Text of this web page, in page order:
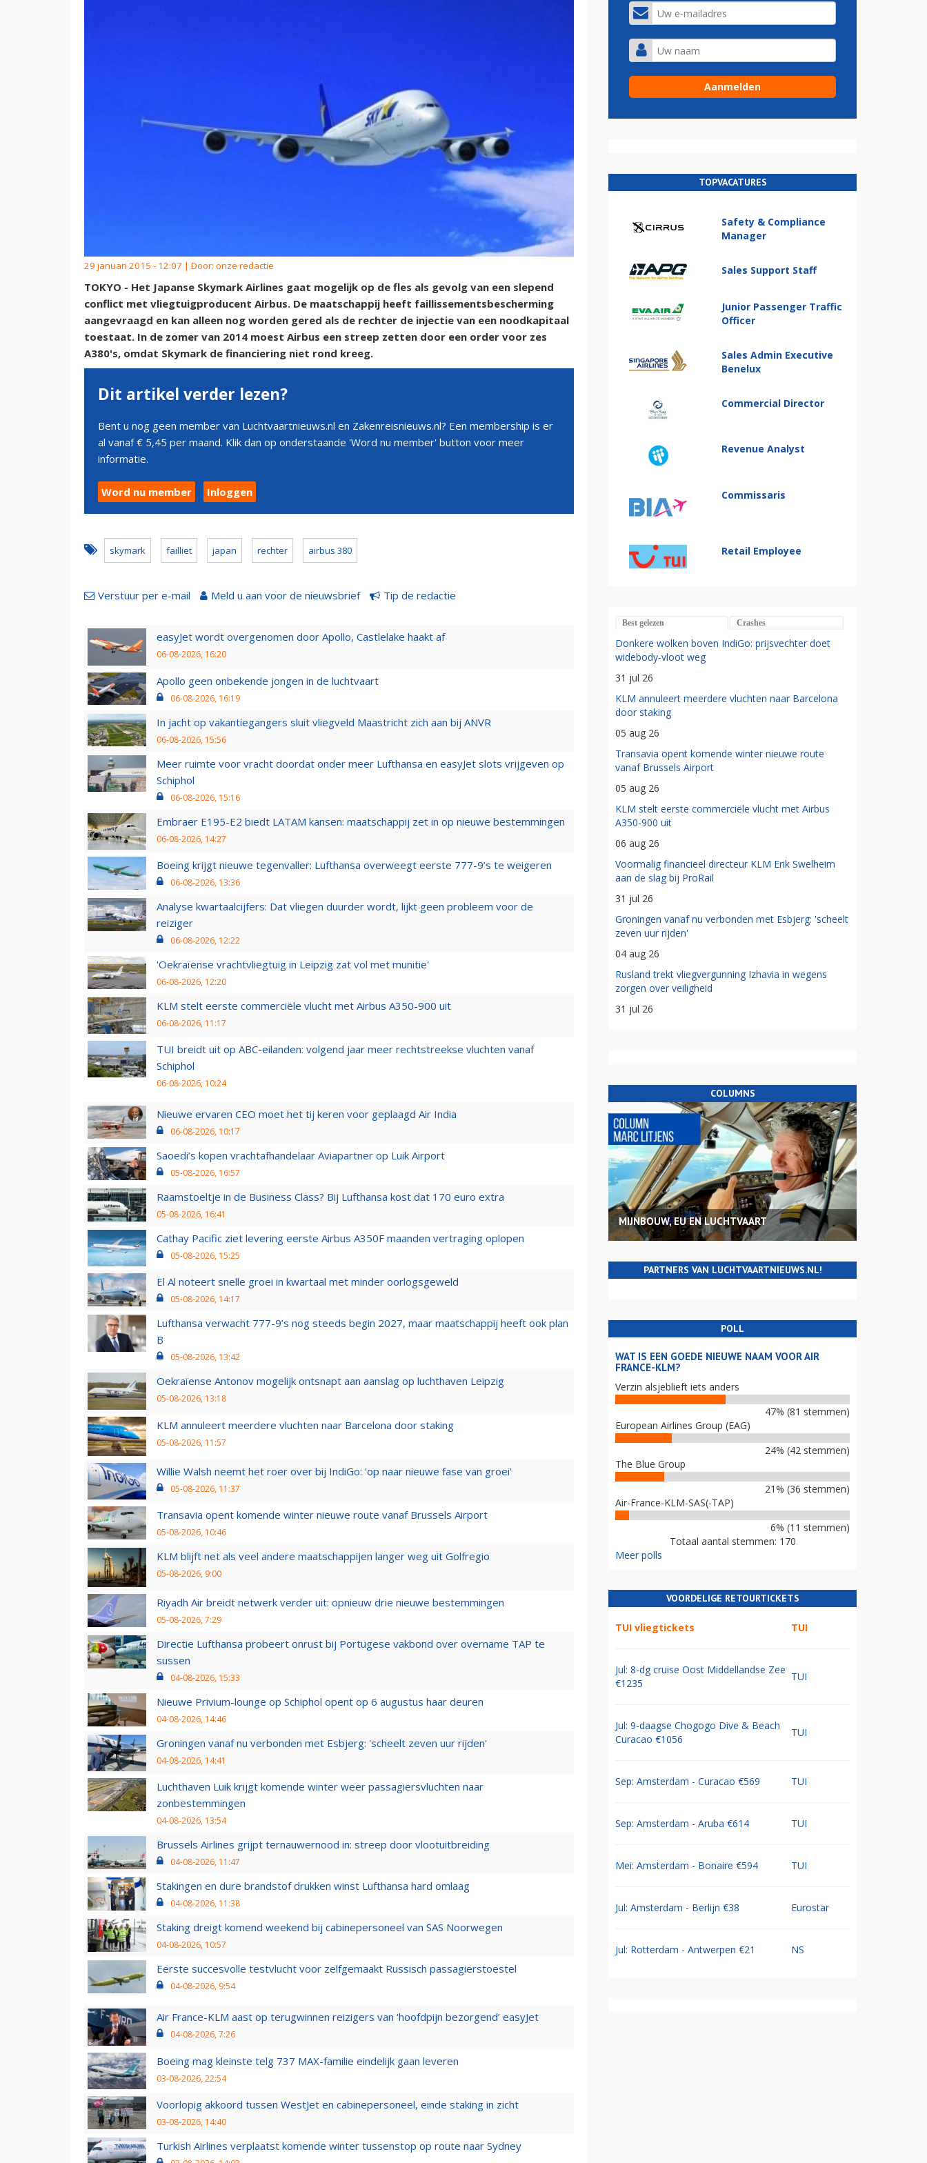
29 januari 2015 - 12:07 | Door: onze redactie
TOKYO - Het Japanse Skymark Airlines gaat mogelijk op de fles als gevolg van een slepend
conflict met vliegtuigproducent Airbus. De maatschappij heeft faillissementsbescherming
aangevraagd en kan alleen nog worden gered als de rechter de injectie van een noodkapitaal
toestaat. In de zomer van 2014 moest Airbus een streep zetten door een order voor zes
A380's, omdat Skymark de financiering niet rond kreeg.
Dit artikel verder lezen?
Bent u nog geen member van Luchtvaartnieuws.nl en Zakenreisnieuws.nl? Een membership is er
al vanaf € 5,45 per maand. Klik dan op onderstaande 'Word nu member' button voor meer
informatie.
Word nu member Inloggen
skymark failliet japan rechter airbus 380
Verstuur per e-mail Meld u aan voor de nieuwsbrief Tip de redactie
easyJet wordt overgenomen door Apollo, Castlelake haakt af
06-08-2026, 16:20
Apollo geen onbekende jongen in de luchtvaart
06-08-2026, 16:19
In jacht op vakantiegangers sluit vliegveld Maastricht zich aan bij ANVR
06-08-2026, 15:56
Meer ruimte voor vracht doordat onder meer Lufthansa en easyJet slots vrijgeven op
Schiphol
06-08-2026, 15:16
Embraer E195-E2 biedt LATAM kansen: maatschappij zet in op nieuwe bestemmingen
06-08-2026, 14:27
Boeing krijgt nieuwe tegenvaller: Lufthansa overweegt eerste 777-9’s te weigeren
06-08-2026, 13:36
Analyse kwartaalcijfers: Dat vliegen duurder wordt, lijkt geen probleem voor de
reiziger
06-08-2026, 12:22
'Oekraïense vrachtvliegtuig in Leipzig zat vol met munitie'
06-08-2026, 12:20
KLM stelt eerste commerciële vlucht met Airbus A350-900 uit
06-08-2026, 11:17
TUI breidt uit op ABC-eilanden: volgend jaar meer rechtstreekse vluchten vanaf
Schiphol
06-08-2026, 10:24
Nieuwe ervaren CEO moet het tij keren voor geplaagd Air India
06-08-2026, 10:17
Saoedi’s kopen vrachtafhandelaar Aviapartner op Luik Airport
05-08-2026, 16:57
Raamstoeltje in de Business Class? Bij Lufthansa kost dat 170 euro extra
05-08-2026, 16:41
Cathay Pacific ziet levering eerste Airbus A350F maanden vertraging oplopen
05-08-2026, 15:25
El Al noteert snelle groei in kwartaal met minder oorlogsgeweld
05-08-2026, 14:17
Lufthansa verwacht 777-9’s nog steeds begin 2027, maar maatschappij heeft ook plan
B
05-08-2026, 13:42
Oekraïense Antonov mogelijk ontsnapt aan aanslag op luchthaven Leipzig
05-08-2026, 13:18
KLM annuleert meerdere vluchten naar Barcelona door staking
05-08-2026, 11:57
Willie Walsh neemt het roer over bij IndiGo: 'op naar nieuwe fase van groei'
05-08-2026, 11:37
Transavia opent komende winter nieuwe route vanaf Brussels Airport
05-08-2026, 10:46
KLM blijft net als veel andere maatschappijen langer weg uit Golfregio
05-08-2026, 9:00
Riyadh Air breidt netwerk verder uit: opnieuw drie nieuwe bestemmingen
05-08-2026, 7:29
Directie Lufthansa probeert onrust bij Portugese vakbond over overname TAP te
sussen
04-08-2026, 15:33
Nieuwe Privium-lounge op Schiphol opent op 6 augustus haar deuren
04-08-2026, 14:46
Groningen vanaf nu verbonden met Esbjerg: 'scheelt zeven uur rijden'
04-08-2026, 14:41
Luchthaven Luik krijgt komende winter weer passagiersvluchten naar
zonbestemmingen
04-08-2026, 13:54
Brussels Airlines grijpt ternauwernood in: streep door vlootuitbreiding
04-08-2026, 11:47
Stakingen en dure brandstof drukken winst Lufthansa hard omlaag
04-08-2026, 11:38
Staking dreigt komend weekend bij cabinepersoneel van SAS Noorwegen
04-08-2026, 10:57
Eerste succesvolle testvlucht voor zelfgemaakt Russisch passagierstoestel
04-08-2026, 9:54
Air France-KLM aast op terugwinnen reizigers van ‘hoofdpijn bezorgend’ easyJet
04-08-2026, 7:26
Boeing mag kleinste telg 737 MAX-familie eindelijk gaan leveren
03-08-2026, 22:54
Voorlopig akkoord tussen WestJet en cabinepersoneel, einde staking in zicht
03-08-2026, 14:40
Turkish Airlines verplaatst komende winter tussenstop op route naar Sydney
TOPVACATURES
Safety & Compliance
Manager
Sales Support Staff
Junior Passenger Traffic
Officer
Sales Admin Executive
Benelux
Commercial Director
Revenue Analyst
Commissaris
Retail Employee
Best gelezen Crashes
Donkere wolken boven IndiGo: prijsvechter doet
widebody-vloot weg
31 jul 26
KLM annuleert meerdere vluchten naar Barcelona
door staking
05 aug 26
Transavia opent komende winter nieuwe route
vanaf Brussels Airport
05 aug 26
KLM stelt eerste commerciële vlucht met Airbus
A350-900 uit
06 aug 26
Voormalig financieel directeur KLM Erik Swelheim
aan de slag bij ProRail
31 jul 26
Groningen vanaf nu verbonden met Esbjerg: 'scheelt
zeven uur rijden'
04 aug 26
Rusland trekt vliegvergunning Izhavia in wegens
zorgen over veiligheid
31 jul 26
COLUMNS
MIJNBOUW, EU EN LUCHTVAART
PARTNERS VAN LUCHTVAARTNIEUWS.NL!
POLL
WAT IS EEN GOEDE NIEUWE NAAM VOOR AIR
FRANCE-KLM?
Verzin alsjeblieft iets anders
47% (81 stemmen)
European Airlines Group (EAG)
24% (42 stemmen)
The Blue Group
21% (36 stemmen)
Air-France-KLM-SAS(-TAP)
6% (11 stemmen)
Totaal aantal stemmen: 170
Meer polls
VOORDELIGE RETOURTICKETS
TUI vliegtickets TUI
Jul: 8-dg cruise Oost Middellandse Zee
€1235
TUI
Jul: 9-daagse Chogogo Dive & Beach
Curacao €1056
TUI
Sep: Amsterdam - Curacao €569 TUI
Sep: Amsterdam - Aruba €614 TUI
Mei: Amsterdam - Bonaire €594 TUI
Jul: Amsterdam - Berlijn €38 Eurostar
Jul: Rotterdam - Antwerpen €21 NS